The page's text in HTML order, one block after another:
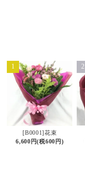
1
[B0001]花束
6,600円(税600円)
2